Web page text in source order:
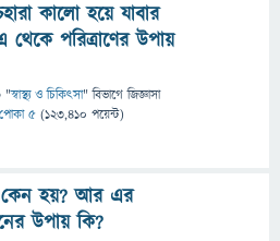
কালো হয়ে যাবার
পরিত্রাণের উপায়
"স্বাস্থ্য ও চিকিৎসা" বিভাগে জিজ্ঞাসা
পোকা ৫ (123,410 পয়েন্ট)
কেন হয়? আর এর
উপায় কি?